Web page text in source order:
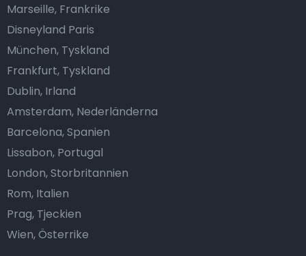
Marseille, Frankrike
Disneyland Paris
München, Tyskland
Frankfurt, Tyskland
Dublin, Irland
Amsterdam, Nederländerna
Barcelona, Spanien
Lissabon, Portugal
London, Storbritannien
Rom, Italien
Prag, Tjeckien
Wien, Österrike